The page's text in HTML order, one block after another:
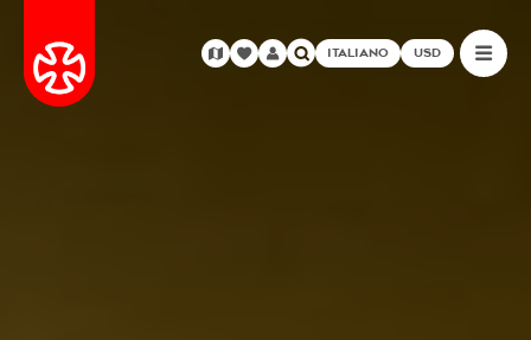
ITALIANO USD